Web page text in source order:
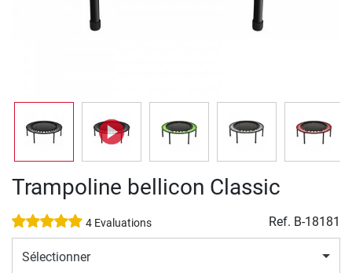
Trampoline bellicon Classic
4 Evaluations Ref. B-18181
Sélectionner